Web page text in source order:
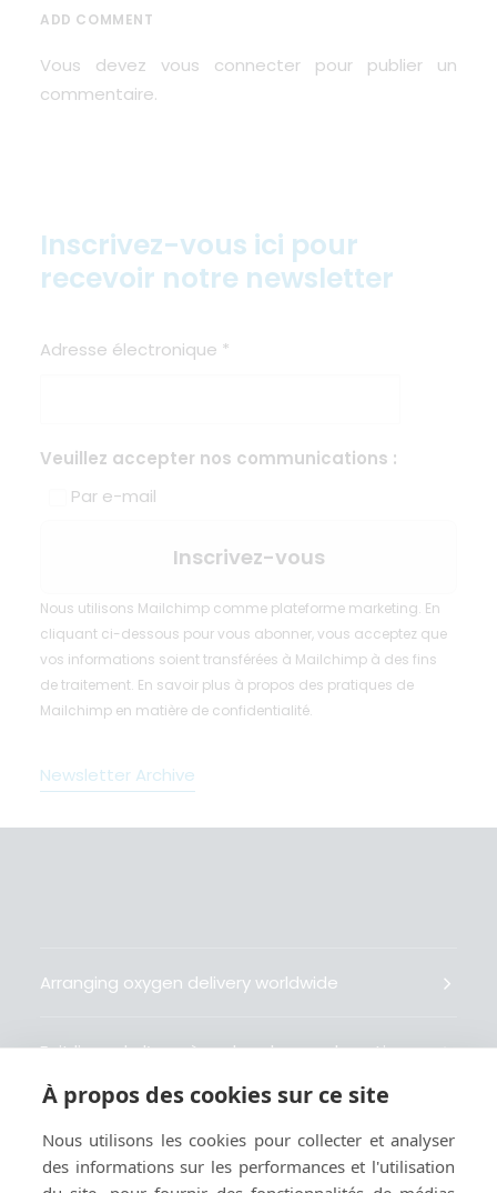
ADD COMMENT
Vous devez vous connecter pour publier un
commentaire.
Inscrivez-vous ici pour
recevoir notre newsletter
Adresse électronique *
Veuillez accepter nos communications :
Par e-mail
Nous utilisons Mailchimp comme plateforme marketing. En
cliquant ci-dessous pour vous abonner, vous acceptez que
vos informations soient transférées à Mailchimp à des fins
de traitement. En savoir plus à propos des pratiques de
Mailchimp en matière de confidentialité.
Newsletter Archive
Arranging oxygen delivery worldwide
Fait livrer de l’oxygène dans le monde entier
À propos des cookies sur ce site
Nous utilisons les cookies pour collecter et analyser
des informations sur les performances et l'utilisation